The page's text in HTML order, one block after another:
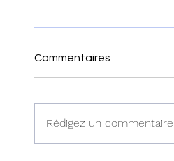
Commentaires
Rédigez un commentaire...